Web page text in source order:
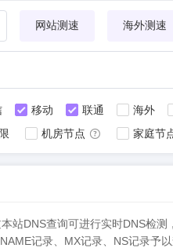
网站测速 海外测速
移动 联通 海外
机房节点 家庭节
站DNS查询可进行实时DNS检
记录、MX记录、NS记录予以